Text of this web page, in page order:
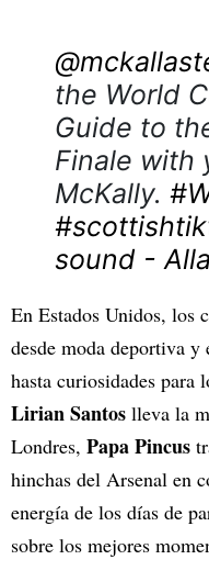
the World
Guide to
Finale with
McKally.
sound -
En Estados Unidos, los
desde moda deportiva
hasta curiosidades para
Lirian Santos lleva la
Londres, Papa Pincus
hinchas del Arsenal en
energía de los días de
sobre los mejores